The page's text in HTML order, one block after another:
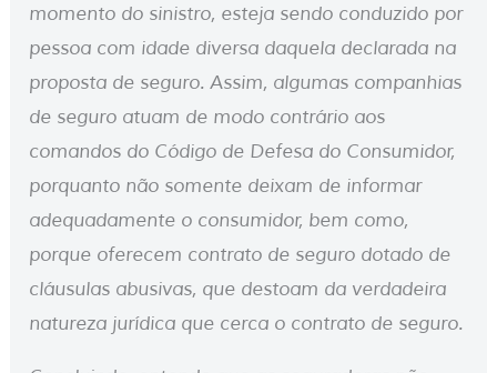
momento do sinistro, esteja sendo conduzido por
pessoa com idade diversa daquela declarada na
proposta de seguro. Assim, algumas companhias
de seguro atuam de modo contrário aos
comandos do Código de Defesa do Consumidor,
porquanto não somente deixam de informar
adequadamente o consumidor, bem como,
porque oferecem contrato de seguro dotado de
cláusulas abusivas, que destoam da verdadeira
natureza jurídica que cerca o contrato de seguro.